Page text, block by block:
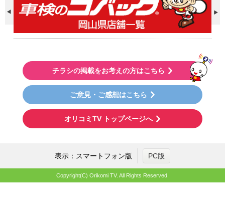
チラシの掲載をお考えの方はこちら
ご意見・ご感想はこちら
オリコミTV トップページへ
表示：スマートフォン版 PC版
Copyright(C) Orikomi TV. All Rights Reserved.